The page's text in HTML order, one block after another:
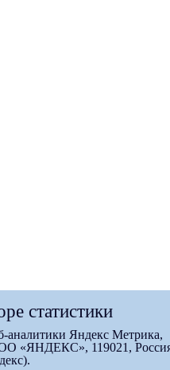
статистики
аналитики Яндекс Метрика,
«ЯНДЕКС», 119021,